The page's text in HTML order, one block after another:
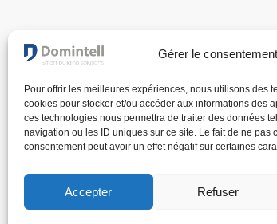
Gérer le consentement
Pour offrir les meilleures expériences, nous utilisons des
cookies pour stocker et/ou accéder aux informations des
ces technologies nous permettra de traiter des données
navigation ou les ID uniques sur ce site. Le fait de ne pas
consentement peut avoir un effet négatif sur certaines
Accepter Refuser
NEWSLETTER
Recevez les dernières actualités